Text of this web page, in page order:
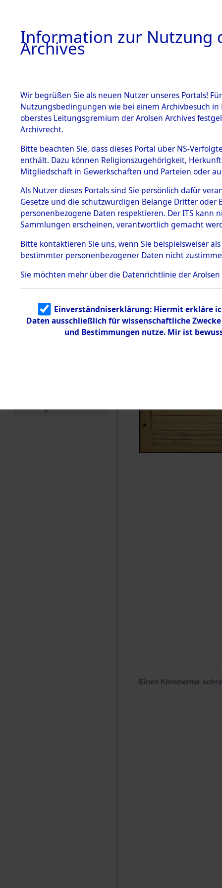
BESTÄNDE
1.
mente
5. Verschiedenes
5.3
Todesmärsche
5.3.1 Alliierte
Erhebungen
zu
Todesmärsch
en
5.3.2
Identifizierun
g
5.3.3
Todesmärsch
e
Dead -
Branch -
Einen Kommentar
Information zur Nutzung
Archives
Wir begrüßen Sie als neuen Nutzer unseres Portals!
Nutzungsbedingungen wie bei einem Archivbesuch
oberstes Leitungsgremium der Arolsen Archives
Archivrecht.
Bitte beachten Sie, dass dieses Portal über NS-
enthält. Dazu können Religionszugehörigkeit,
Mitgliedschaft in Gewerkschaften und Parteien oder
Als Nutzer dieses Portals sind Sie persönlich dafür
Gesetze und die schutzwürdigen Belange Dritter
personenbezogene Daten respektieren. Der ITS
Sammlungen erscheinen, verantwortlich gemacht
Bitte kontaktieren Sie uns, wenn Sie beispielsweiser
bestimmter personenbezogener Daten nicht
Sie möchten mehr über die Datenrichtlinie der Arolsen
Einverständniserklärung: Hiermit erkläre
Daten ausschließlich für wissenschaftliche
und Bestimmungen nutze. Mir ist